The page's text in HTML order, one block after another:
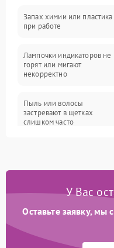
Батарея
Программные сбои
Запах химии или пластика
при работе
Лампочки индикаторов не
горят или мигают
некорректно
Пыль или волосы
застревают в щетках
слишком часто
У Вас
Оставьте заявку,